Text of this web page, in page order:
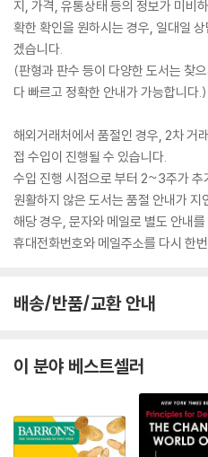
지, 가격, 유통상태 등의 정보가 미비
확한 확인을 원하시는 경우, 일대일
겠습니다.
(판형과 판수 등이 다양한 도서는 찾
다 빠르고 정확한 안내가 가능합니다.)
해외거래처에서 품절인 경우, 2차 거
접 수입이 진행될 수 있습니다.
수입 진행 시점으로 부터 2~3주가
원활하지 않은 도서는 품절 안내가 지
해당 경우, 문자와 메일로 별도 안내
휴대전화번호와 메일주소를 다시 한
배송/반품/교환 안내
이 분야 베스트셀러